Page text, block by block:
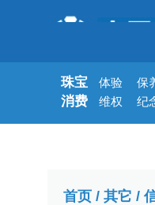
珠宝
消费
体验
维权
保
纪
首页 / 其它 /